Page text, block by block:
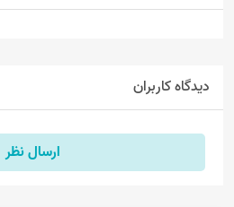
دیدگاه کاربران
ارسال نظر